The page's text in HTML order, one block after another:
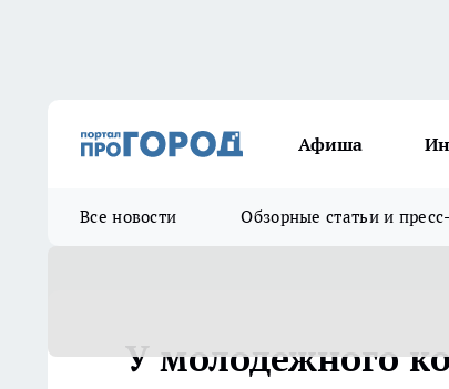
Афиша
Все новости Обзорные статьи и
У молодежного